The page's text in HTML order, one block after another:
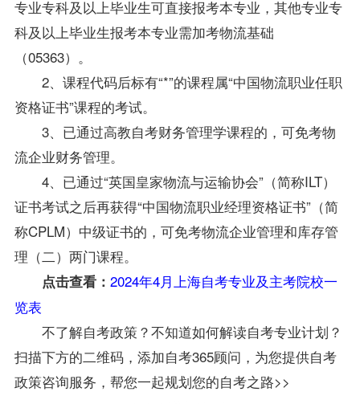
专业专科及以上毕业生可直接报考本专业，其他专业专
科及以上毕业生报考本专业需加考物流基础
（05363）。
2、课程代码后标有“*”的课程属“中国物流职业任职
资格证书”课程的考试。
3、已通过高教自考财务管理学课程的，可免考物
流企业财务管理。
4、已通过“英国皇家物流与运输协会”（简称ILT）
证书考试之后再获得“中国物流职业经理资格证书”（简
称CPLM）中级证书的，可免考物流企业管理和库存管
理（二）两门课程。
点击查看： 2024年4月上海自考专业及主考院校一
览表
不了解自考政策？不知道如何解读自考专业计划？
扫描下方的二维码，添加自考365顾问，为您提供自考
政策咨询服务，帮您一起规划您的自考之路>>